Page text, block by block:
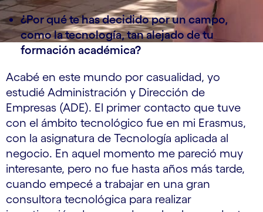
¿Por qué te has decidido por un campo,
como la tecnología, tan alejado de tu
formación académica?
Acabé en este mundo por casualidad, yo
estudié Administración y Dirección de
Empresas (ADE). El primer contacto que tuve
con el ámbito tecnológico fue en mi Erasmus,
con la asignatura de Tecnología aplicada al
negocio. En aquel momento me pareció muy
interesante, pero no fue hasta años más tarde,
cuando empecé a trabajar en una gran
consultora tecnológica para realizar